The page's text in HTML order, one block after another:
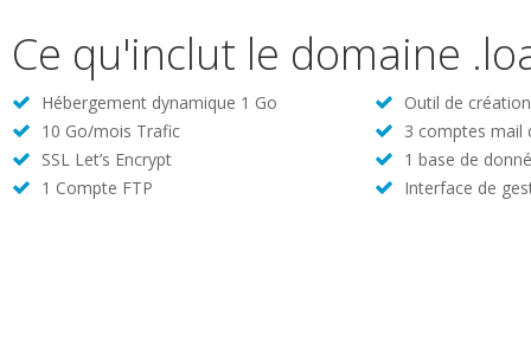
Ce qu'inclut le domaine
Hébergement dynamique 1 Go
Outil de
10 Go/mois Trafic
3 comptes mail
SSL Let’s Encrypt
1 base de
1 Compte FTP
Interface de